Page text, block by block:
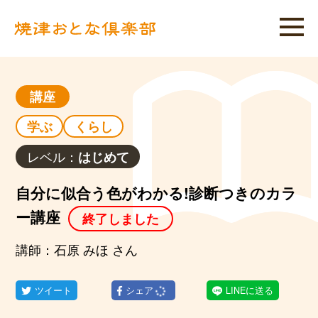
講座
学ぶ
くらし
レベル： はじめて
自分に似合う色がわかる!診断つきのカラ
ー講座
終了しました
講師：石原 みほ さん
ツイート シェア LINEに送る